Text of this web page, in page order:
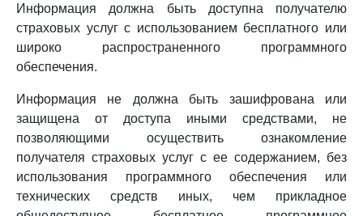
Информация должна быть доступна получателю
страховых услуг с использованием бесплатного или
широко распространенного программного
обеспечения.
Информация не должна быть зашифрована или
защищена от доступа иными средствами, не
позволяющими осуществить ознакомление
получателя страховых услуг с ее содержанием, без
использования программного обеспечения или
технических средств иных, чем прикладное